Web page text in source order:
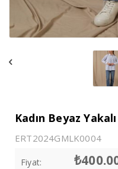
Kadın Beyaz
ERT2024GMLK0004
Fiyat: ₺